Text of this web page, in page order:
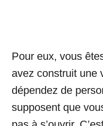
Pour eux, vous
avez construit une
dépendez de
supposent que